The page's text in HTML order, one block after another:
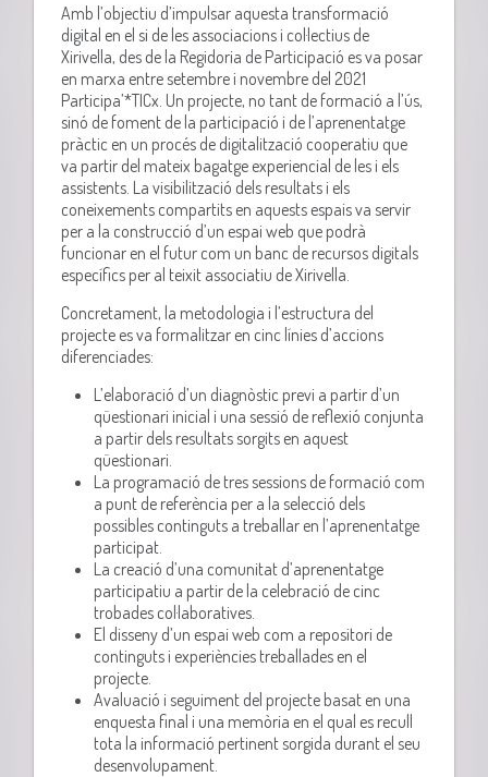
Amb l’objectiu d’impulsar aquesta transformació
digital en el si de les associacions i col·lectius de
Xirivella, des de la Regidoria de Participació es va posar
en marxa entre setembre i novembre del 2021
Participa’*TICx. Un projecte, no tant de formació a l’ús,
sinó de foment de la participació i de l’aprenentatge
pràctic en un procés de digitalització cooperatiu que
va partir del mateix bagatge experiencial de les i els
assistents. La visibilització dels resultats i els
coneixements compartits en aquests espais va servir
per a la construcció d’un espai web que podrà
funcionar en el futur com un banc de recursos digitals
específics per al teixit associatiu de Xirivella.
Concretament, la metodologia i l’estructura del
projecte es va formalitzar en cinc línies d’accions
diferenciades:
L’elaboració d’un diagnòstic previ a partir d’un
qüestionari inicial i una sessió de reflexió conjunta
a partir dels resultats sorgits en aquest
qüestionari.
La programació de tres sessions de formació com
a punt de referència per a la selecció dels
possibles continguts a treballar en l’aprenentatge
participat.
La creació d’una comunitat d’aprenentatge
participatiu a partir de la celebració de cinc
trobades col·laboratives.
El disseny d’un espai web com a repositori de
continguts i experiències treballades en el
projecte.
Avaluació i seguiment del projecte basat en una
enquesta final i una memòria en el qual es recull
tota la informació pertinent sorgida durant el seu
desenvolupament.